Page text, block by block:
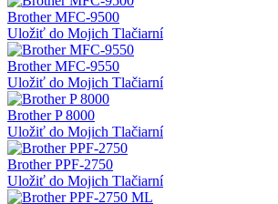
Brother MFC-9500
Uložiť do Mojich Tlačiarní
Brother MFC-9550
Uložiť do Mojich Tlačiarní
Brother P 8000
Uložiť do Mojich Tlačiarní
Brother PPF-2750
Uložiť do Mojich Tlačiarní